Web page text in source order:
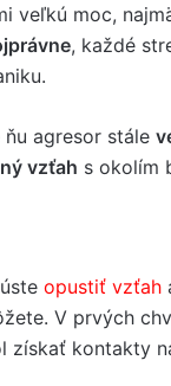
veľkú moc,
, každé
agresor stále
vzťah s okolím
opustiť vzťah
V prvých
získať kontakty